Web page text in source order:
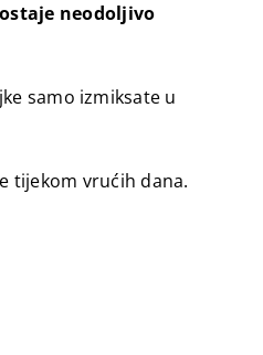
neodoljivo
samo izmiksate u
tijekom vrućih dana.